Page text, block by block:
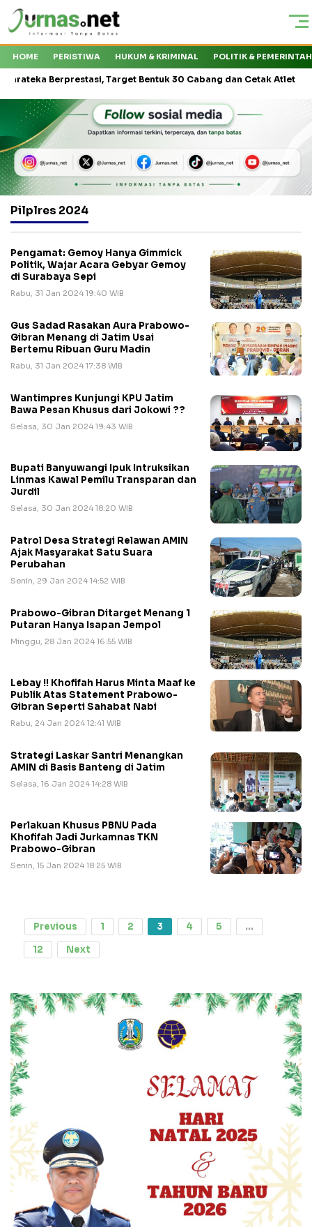
HOME PERISTIWA HUKUM & KRIMINAL POLITIK &
Target Bentuk 30 Cabang dan Cetak Atlet Nasional
Pilplres 2024
Pengamat: Gemoy Hanya Gimmick
Politik, Wajar Acara Gebyar Gemoy
di Surabaya Sepi
Rabu, 31 Jan 2024 19:40 WIB
Gus Sadad Rasakan Aura Prabowo-
Gibran Menang di Jatim Usai
Bertemu Ribuan Guru Madin
Rabu, 31 Jan 2024 17:38 WIB
Wantimpres Kunjungi KPU Jatim
Bawa Pesan Khusus dari Jokowi ??
Selasa, 30 Jan 2024 19:43 WIB
Bupati Banyuwangi Ipuk Intruksikan
Linmas Kawal Pemilu Transparan dan
Jurdil
Selasa, 30 Jan 2024 18:20 WIB
Patrol Desa Strategi Relawan AMIN
Ajak Masyarakat Satu Suara
Perubahan
Senin, 29 Jan 2024 14:52 WIB
Prabowo-Gibran Ditarget Menang 1
Putaran Hanya Isapan Jempol
Minggu, 28 Jan 2024 16:55 WIB
Lebay !! Khofifah Harus Minta Maaf ke
Publik Atas Statement Prabowo-
Gibran Seperti Sahabat Nabi
Rabu, 24 Jan 2024 12:41 WIB
Strategi Laskar Santri Menangkan
AMIN di Basis Banteng di Jatim
Selasa, 16 Jan 2024 14:28 WIB
Perlakuan Khusus PBNU Pada
Khofifah Jadi Jurkamnas TKN
Prabowo-Gibran
Senin, 15 Jan 2024 18:25 WIB
Previous 1 2 3 4 5
...
12
Next